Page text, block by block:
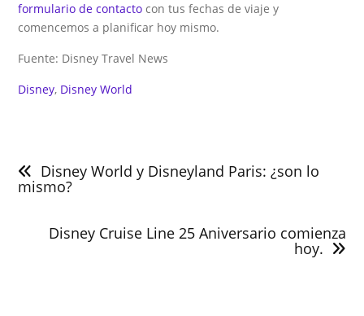
formulario de contacto con tus fechas de viaje y
comencemos a planificar hoy mismo.
Fuente: Disney Travel News
Disney, Disney World
de
entradas
Disney World y Disneyland Paris: ¿son lo
mismo?
Disney Cruise Line 25 Aniversario comienza
hoy.